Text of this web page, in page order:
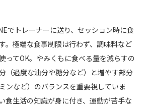
でトレーナーに送り、セッション時に食
。極端な食事制限は行わず、調味料など
ってOK。やみくもに食べる量を減らすの
（過度な油分や糖分など）と増やす部分
ンなど）のバランスを重要視していま
食生活の知識が身に付き、運動が苦手な